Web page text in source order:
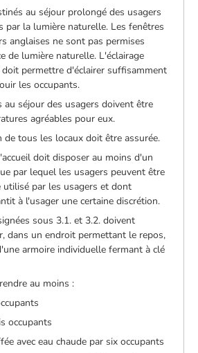
au séjour prolongé des usagers
par la lumière naturelle. Les fenêtres
anglaises ne sont pas permises
de lumière naturelle. L'éclairage
permettre d'éclairer suffisamment
les occupants.
au séjour des usagers doivent être
agréables pour eux.
de tous les locaux doit être assurée.
doit disposer au moins d'un
par lequel les usagers peuvent être
par les usagers et dont
à l'usager une certaine discrétion.
sous 3.1. et 3.2. doivent
dans un endroit permettant le repos,
armoire individuelle fermant à clé
au moins :
occupants
avec eau chaude par six occupants